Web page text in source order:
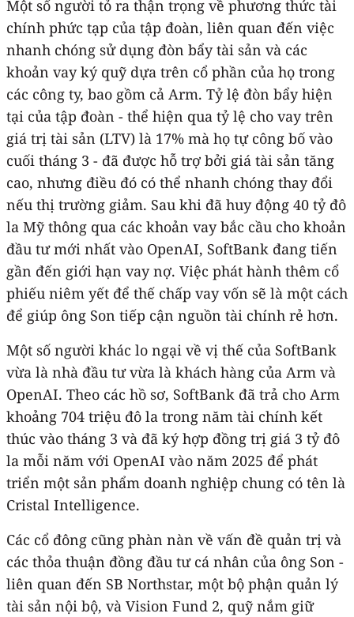
Một số người tỏ ra thận trọng về phương thức tài
chính phức tạp của tập đoàn, liên quan đến việc
nhanh chóng sử dụng đòn bẩy tài sản và các
khoản vay ký quỹ dựa trên cổ phần của họ trong
các công ty, bao gồm cả Arm. Tỷ lệ đòn bẩy hiện
tại của tập đoàn - thể hiện qua tỷ lệ cho vay trên
giá trị tài sản (LTV) là 17% mà họ tự công bố vào
cuối tháng 3 - đã được hỗ trợ bởi giá tài sản tăng
cao, nhưng điều đó có thể nhanh chóng thay đổi
nếu thị trường giảm. Sau khi đã huy động 40 tỷ đô
la Mỹ thông qua các khoản vay bắc cầu cho khoản
đầu tư mới nhất vào OpenAI, SoftBank đang tiến
gần đến giới hạn vay nợ. Việc phát hành thêm cổ
phiếu niêm yết để thế chấp vay vốn sẽ là một cách
để giúp ông Son tiếp cận nguồn tài chính rẻ hơn.
Một số người khác lo ngại về vị thế của SoftBank
vừa là nhà đầu tư vừa là khách hàng của Arm và
OpenAI. Theo các hồ sơ, SoftBank đã trả cho Arm
khoảng 704 triệu đô la trong năm tài chính kết
thúc vào tháng 3 và đã ký hợp đồng trị giá 3 tỷ đô
la mỗi năm với OpenAI vào năm 2025 để phát
triển một sản phẩm doanh nghiệp chung có tên là
Cristal Intelligence.
Các cổ đông cũng phàn nàn về vấn đề quản trị và
các thỏa thuận đồng đầu tư cá nhân của ông Son -
liên quan đến SB Northstar, một bộ phận quản lý
tài sản nội bộ, và Vision Fund 2, quỹ nắm giữ